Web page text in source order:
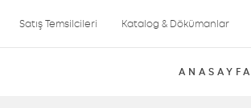
Satış Temsilcileri Katalog & Dökümanlar
ANASAYFA